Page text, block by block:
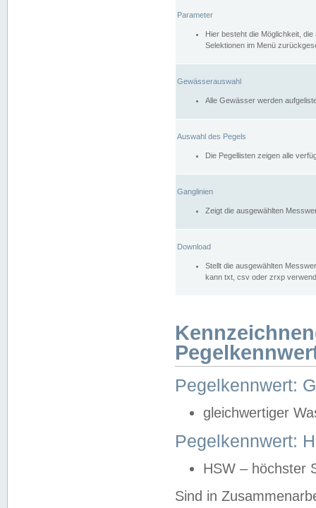
Parameter
Hier besteht die Möglichkeit,
Selektionen im Menü
Gewässerauswahl
Alle Gewässer werden
Auswahl des Pegels
Die Pegellisten zeigen alle
Ganglinien
Zeigt die ausgewählten
Download
Stellt die ausgewählten
kann txt, csv oder zrxp
Pegelkennwert:
gleichwertiger
Pegelkennwert:
HSW – höchster
Sind in